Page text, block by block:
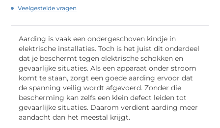
Veelgestelde vragen
Aarding is vaak een ondergeschoven kindje in
elektrische installaties. Toch is het juist dit onderdeel
dat je beschermt tegen elektrische schokken en
gevaarlijke situaties. Als een apparaat onder stroom
komt te staan, zorgt een goede aarding ervoor dat
de spanning veilig wordt afgevoerd. Zonder die
bescherming kan zelfs een klein defect leiden tot
gevaarlijke situaties. Daarom verdient aarding meer
aandacht dan het meestal krijgt.